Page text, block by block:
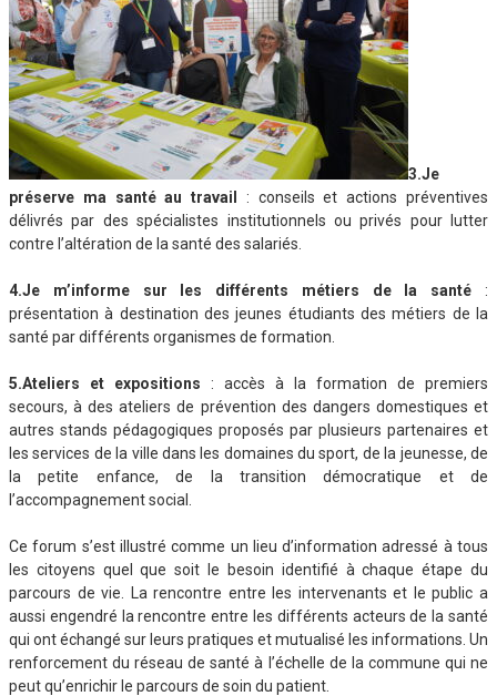
3.Je
préserve ma santé au travail
: conseils et actions préventives
délivrés par des spécialistes institutionnels ou privés pour lutter
contre l’altération de la santé des salariés.
4.Je m’informe sur les différents métiers de la santé :
présentation à destination des jeunes étudiants des métiers de la
santé par différents organismes de formation.
5.Ateliers et expositions : accès à la formation de premiers
secours, à des ateliers de prévention des dangers domestiques et
autres stands pédagogiques proposés par plusieurs partenaires et
les services de la ville dans les domaines du sport, de la jeunesse, de
la petite enfance, de la transition démocratique et de
l’accompagnement social.
Ce forum s’est illustré comme un lieu d’information adressé à tous
les citoyens quel que soit le besoin identifié à chaque étape du
parcours de vie. La rencontre entre les intervenants et le public a
aussi engendré la rencontre entre les différents acteurs de la santé
qui ont échangé sur leurs pratiques et mutualisé les informations. Un
renforcement du réseau de santé à l’échelle de la commune qui ne
peut qu’enrichir le parcours de soin du patient.